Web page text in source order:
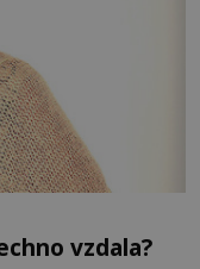
vzdala?